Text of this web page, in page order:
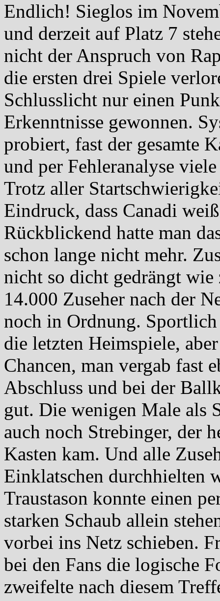
Endlich! Sieglos im
und derzeit auf Platz 7
nicht der Anspruch von
die ersten drei Spiele
Schlusslicht nur einen
Erkenntnisse gewonnen.
probiert, fast der gesamte
und per Fehleranalyse
Trotz aller
Eindruck, dass Canadi
Rückblickend hatte man
schon lange nicht mehr.
nicht so dicht gedrängt
14.000 Zuseher nach der
noch in Ordnung.
die letzten Heimspiele,
Chancen, man vergab fast
Abschluss und bei der
gut. Die wenigen Male als
auch noch Strebinger, der
Kasten kam. Und alle
Einklatschen durchhielten
Traustason konnte einen
starken Schaub allein
vorbei ins Netz schieben.
bei den Fans die logische
zweifelte nach diesem